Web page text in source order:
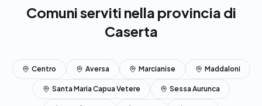
Comuni serviti nella provincia di
Caserta
Centro Aversa Marcianise Maddaloni
Santa Maria Capua Vetere Sessa Aurunca